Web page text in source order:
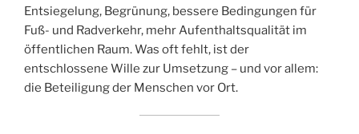
Entsiegelung, Begrünung, bessere Bedingungen für
Fuß- und Radverkehr, mehr Aufenthaltsqualität im
öffentlichen Raum. Was oft fehlt, ist der
entschlossene Wille zur Umsetzung – und vor allem:
die Beteiligung der Menschen vor Ort.